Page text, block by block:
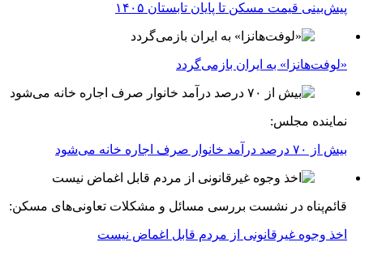
پیش‌بینی قیمت مسکن تا پایان تابستان ۱۴۰۵
«لوفت‌هانزا» به ایران بازمی‌گردد
نماینده مجلس:
بیش از ۷۰ درصد درآمد خانوار صرف اجاره خانه می‌شود
قائم‌پناه در نشست بررسی مسائل و مشکلات تعاونی‌های مسکن:
اخذ وجوه غیرقانونی از مردم قابل اغماض نیست